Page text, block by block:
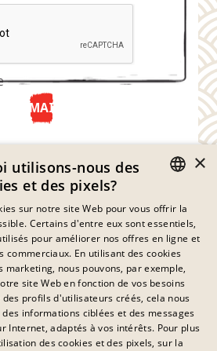
MAINTENANT
De Confidentialité
Empreinte
Légales
Contact
GERMAN
FRENCH
DANISH
SWEDISH
HUNGARIAN
×
utilisons-nous des
et des pixels?
sur notre site Web pour vous offrir la
Certains d'entre eux sont essentiels,
pour améliorer nos offres en ligne et
commerciaux. En utilisant des cookies
marketing, nous pouvons, par exemple,
site Web en fonction de vos besoins
des profils d'utilisateurs créés, cela nous
informations ciblées et des messages
Internet, adaptés à vos intérêts. Pour plus
des cookies et des pixels, sur la